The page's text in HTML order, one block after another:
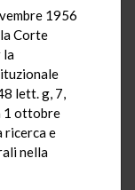
1956
Corte
la
lett. g, 7,
1 ottobre
ricerca e
nella